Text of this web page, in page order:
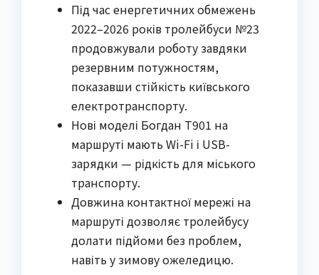
Під час енергетичних обмежень
2022–2026 років тролейбуси №23
продовжували роботу завдяки
резервним потужностям,
показавши стійкість київського
електротранспорту.
Нові моделі Богдан Т901 на
маршруті мають Wi-Fi і USB-
зарядки — рідкість для міського
транспорту.
Довжина контактної мережі на
маршруті дозволяє тролейбусу
долати підйоми без проблем,
навіть у зимову ожеледицю.